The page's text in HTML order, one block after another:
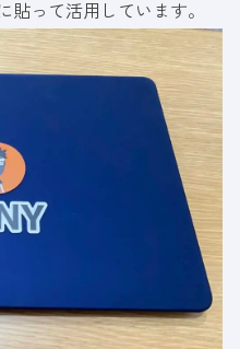
って活用しています。